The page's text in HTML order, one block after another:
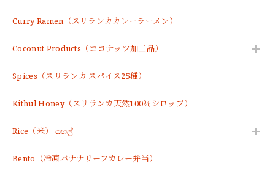
Curry Ramen（スリランカカレーラーメン）
Coconut Products（ココナッツ加工品）
Spices（スリランカ スパイス25種）
Kithul Honey（スリランカ天然100％シロップ）
Rice（米） සහල්
Bento（冷凍バナナリーフカレー弁当）